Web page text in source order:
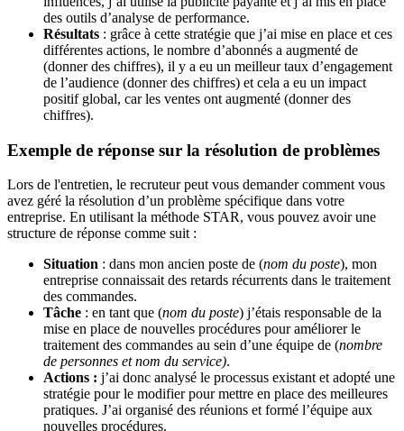
des outils d’analyse de performance.
Résultats : grâce à cette stratégie que j’ai mise en place et ces
différentes actions, le nombre d’abonnés a augmenté de
(donner des chiffres), il y a eu un meilleur taux d’engagement
de l’audience (donner des chiffres) et cela a eu un impact
positif global, car les ventes ont augmenté (donner des
chiffres).
Exemple de réponse sur la résolution de problèmes
Lors de l'entretien, le recruteur peut vous demander comment vous
avez géré la résolution d’un problème spécifique dans votre
entreprise. En utilisant la méthode STAR, vous pouvez avoir une
structure de réponse comme suit :
Situation : dans mon ancien poste de (nom du poste), mon
entreprise connaissait des retards récurrents dans le traitement
des commandes.
Tâche : en tant que (nom du poste) j’étais responsable de la
mise en place de nouvelles procédures pour améliorer le
traitement des commandes au sein d’une équipe de (nombre
de personnes et nom du service).
Actions : j’ai donc analysé le processus existant et adopté une
stratégie pour le modifier pour mettre en place des meilleures
pratiques. J’ai organisé des réunions et formé l’équipe aux
nouvelles procédures.